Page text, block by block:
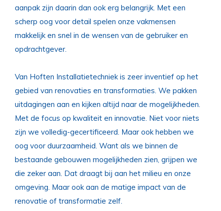
aanpak zijn daarin dan ook erg belangrijk. Met een
scherp oog voor detail spelen onze vakmensen
makkelijk en snel in de wensen van de gebruiker en
opdrachtgever.
Van Hoften Installatietechniek is zeer inventief op het
gebied van renovaties en transformaties. We pakken
uitdagingen aan en kijken altijd naar de mogelijkheden.
Met de focus op kwaliteit en innovatie. Niet voor niets
zijn we volledig-gecertificeerd. Maar ook hebben we
oog voor duurzaamheid. Want als we binnen de
bestaande gebouwen mogelijkheden zien, grijpen we
die zeker aan. Dat draagt bij aan het milieu en onze
omgeving. Maar ook aan de matige impact van de
renovatie of transformatie zelf.